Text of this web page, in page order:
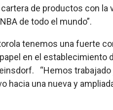
de productos con la
de todo el mundo”.
tenemos una fuerte
en el establecimiento
“Hemos
hacia una nueva y